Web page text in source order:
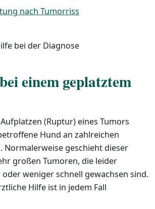
nach Tumorriss
bei der Diagnose
einem geplatztem
(Ruptur) eines Tumors
Hund an zahlreichen
Normalerweise geschieht dieser
großen Tumoren, die leider
weniger schnell gewachsen sind.
Hilfe ist in jedem Fall